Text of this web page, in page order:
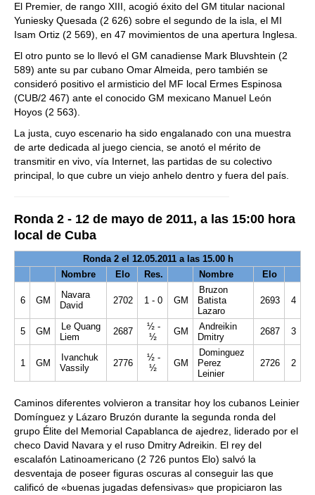
El Premier, de rango XIII, acogió éxito del GM titular nacional
Yuniesky Quesada (2 626) sobre el segundo de la isla, el MI
Isam Ortiz (2 569), en 47 movimientos de una apertura Inglesa.
El otro punto se lo llevó el GM canadiense Mark Bluvshtein (2
589) ante su par cubano Omar Almeida, pero también se
consideró positivo el armisticio del MF local Ermes Espinosa
(CUB/2 467) ante el conocido GM mexicano Manuel León
Hoyos (2 563).
La justa, cuyo escenario ha sido engalanado con una muestra
de arte dedicada al juego ciencia, se anotó el mérito de
transmitir en vivo, vía Internet, las partidas de su colectivo
principal, lo que cubre un viejo anhelo dentro y fuera del país.
Ronda 2 - 12 de mayo de 2011, a las 15:00 hora
local de Cuba
Ronda 2 el 12.05.2011 a las 15.00 h
Nombre
Elo Res. Nombre Elo
6 GM
Navara
David
2702 1 - 0 GM
Bruzon
Batista
Lazaro
2693 4
5 GM
Le Quang
Liem
2687
½ -
½
GM
Andreikin
Dmitry
2687 3
1 GM
Ivanchuk
Vassily
2776
½ -
½
GM
Dominguez
Perez
Leinier
2726 2
Caminos diferentes volvieron a transitar hoy los cubanos Leinier
Domínguez y Lázaro Bruzón durante la segunda ronda del
grupo Élite del Memorial Capablanca de ajedrez, liderado por el
checo David Navara y el ruso Dmitry Adreikin. El rey del
escalafón Latinoamericano (2 726 puntos Elo) salvó la
desventaja de poseer figuras oscuras al conseguir las que
calificó de «buenas jugadas defensivas» que propiciaron las